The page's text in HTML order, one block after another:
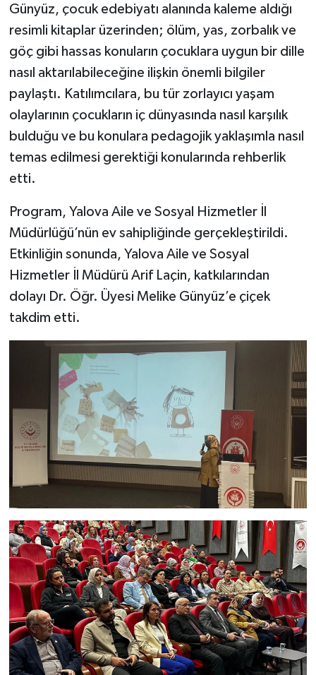
Günyüz, çocuk edebiyatı alanında kaleme aldığı
resimli kitaplar üzerinden; ölüm, yas, zorbalık ve
göç gibi hassas konuların çocuklara uygun bir dille
nasıl aktarılabileceğine ilişkin önemli bilgiler
paylaştı. Katılımcılara, bu tür zorlayıcı yaşam
olaylarının çocukların iç dünyasında nasıl karşılık
bulduğu ve bu konulara pedagojik yaklaşımla nasıl
temas edilmesi gerektiği konularında rehberlik
etti.
Program, Yalova Aile ve Sosyal Hizmetler İl
Müdürlüğü’nün ev sahipliğinde gerçekleştirildi.
Etkinliğin sonunda, Yalova Aile ve Sosyal
Hizmetler İl Müdürü Arif Laçin, katkılarından
dolayı Dr. Öğr. Üyesi Melike Günyüz’e çiçek
takdim etti.